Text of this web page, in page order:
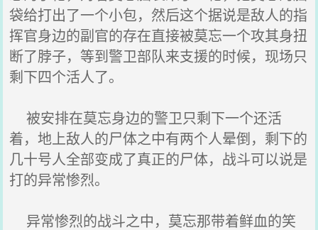
袋给打出了一个小包，然后这个据说是敌人的指
挥官身边的副官的存在直接被莫忘一个攻其身扭
断了脖子，等到警卫部队来支援的时候，现场只
剩下四个活人了。
被安排在莫忘身边的警卫只剩下一个还活
着，地上敌人的尸体之中有两个人晕倒，剩下的
几十号人全部变成了真正的尸体，战斗可以说是
打的异常惨烈。
异常惨烈的战斗之中，莫忘那带着鲜血的笑